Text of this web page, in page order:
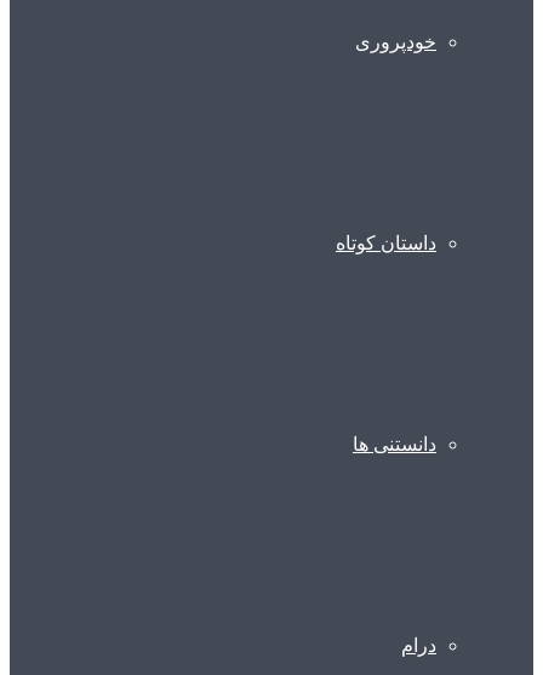
خودپروری
داستان کوتاه
دانستنی ها
درام